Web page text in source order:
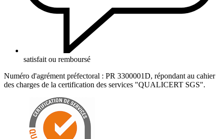
satisfait ou remboursé
Numéro d'agrément préfectoral : PR 3300001D, répondant au cahier
des charges de la certification des services "QUALICERT SGS".